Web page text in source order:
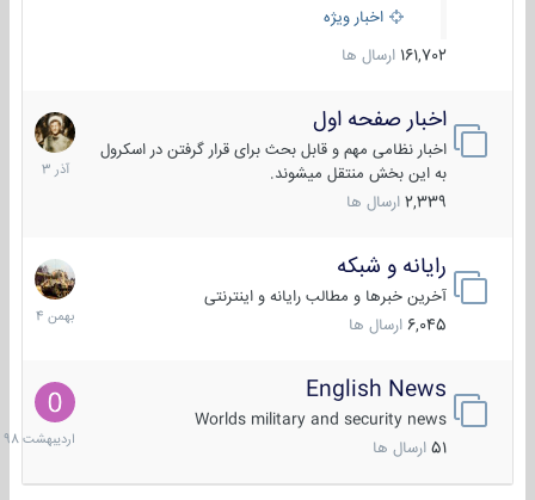
اخبار ویژه
161,702 ارسال ها
اخبار صفحه اول
اخبار نظامی مهم و قابل بحث برای قرار گرفتن در اسکرول
به این بخش منتقل میشوند.
2,339 ارسال ها
7
آذر
1403
رایانه و شبکه
آخرین خبرها و مطالب رایانه و اینترنتی
6,045 ارسال ها
30
بهمن
1404
English News
Worlds military and security news
51 ارسال ها
10
1398